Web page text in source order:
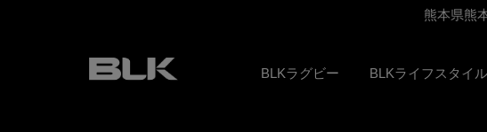
熊本県熊本
BLKラグビー BLKライフスタイル